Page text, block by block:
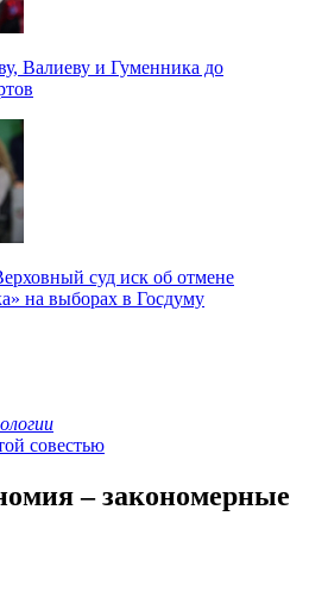
Валиеву и Гуменника до
суд иск об отмене
на выборах в Госдуму
совестью
– закономерные